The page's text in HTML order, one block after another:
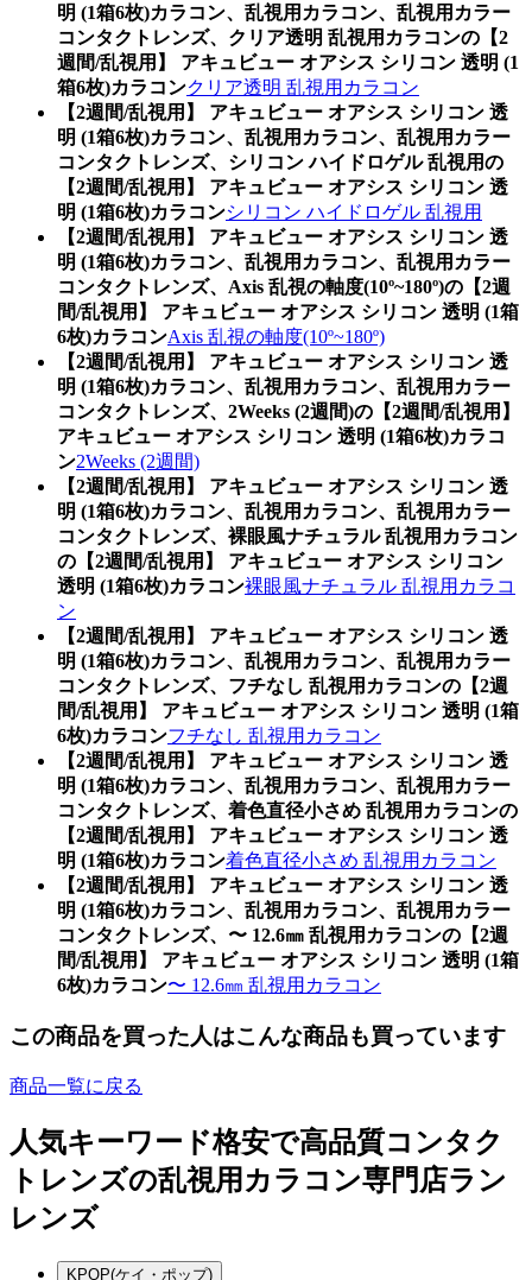
明 (1箱6枚)カラコン、乱視用カラコン、乱視用カラー
コンタクトレンズ、クリア透明 乱視用カラコンの【2
週間/乱視用】 アキュビュー オアシス シリコン 透明 (1
箱6枚)カラコンクリア透明 乱視用カラコン
【2週間/乱視用】 アキュビュー オアシス シリコン 透
明 (1箱6枚)カラコン、乱視用カラコン、乱視用カラー
コンタクトレンズ、シリコン ハイドロゲル 乱視用の
【2週間/乱視用】 アキュビュー オアシス シリコン 透
明 (1箱6枚)カラコンシリコン ハイドロゲル 乱視用
【2週間/乱視用】 アキュビュー オアシス シリコン 透
明 (1箱6枚)カラコン、乱視用カラコン、乱視用カラー
コンタクトレンズ、Axis 乱視の軸度(10º~180º)の【2週
間/乱視用】 アキュビュー オアシス シリコン 透明 (1箱
6枚)カラコンAxis 乱視の軸度(10º~180º)
【2週間/乱視用】 アキュビュー オアシス シリコン 透
明 (1箱6枚)カラコン、乱視用カラコン、乱視用カラー
コンタクトレンズ、2Weeks (2週間)の【2週間/乱視用】
アキュビュー オアシス シリコン 透明 (1箱6枚)カラコ
ン2Weeks (2週間)
【2週間/乱視用】 アキュビュー オアシス シリコン 透
明 (1箱6枚)カラコン、乱視用カラコン、乱視用カラー
コンタクトレンズ、裸眼風ナチュラル 乱視用カラコン
の【2週間/乱視用】 アキュビュー オアシス シリコン
透明 (1箱6枚)カラコン裸眼風ナチュラル 乱視用カラコ
ン
【2週間/乱視用】 アキュビュー オアシス シリコン 透
明 (1箱6枚)カラコン、乱視用カラコン、乱視用カラー
コンタクトレンズ、フチなし 乱視用カラコンの【2週
間/乱視用】 アキュビュー オアシス シリコン 透明 (1箱
6枚)カラコンフチなし 乱視用カラコン
【2週間/乱視用】 アキュビュー オアシス シリコン 透
明 (1箱6枚)カラコン、乱視用カラコン、乱視用カラー
コンタクトレンズ、着色直径小さめ 乱視用カラコンの
【2週間/乱視用】 アキュビュー オアシス シリコン 透
明 (1箱6枚)カラコン着色直径小さめ 乱視用カラコン
【2週間/乱視用】 アキュビュー オアシス シリコン 透
明 (1箱6枚)カラコン、乱視用カラコン、乱視用カラー
コンタクトレンズ、〜 12.6㎜ 乱視用カラコンの【2週
間/乱視用】 アキュビュー オアシス シリコン 透明 (1箱
6枚)カラコン〜 12.6㎜ 乱視用カラコン
この商品を買った人はこんな商品も買っています
商品一覧に戻る
人気キーワード格安で高品質コンタク
トレンズの乱視用カラコン専門店ラン
レンズ